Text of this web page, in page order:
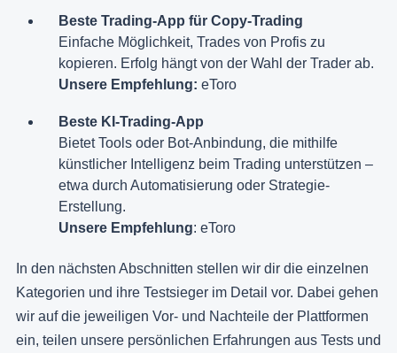
Beste Trading-App für Copy-Trading
Einfache Möglichkeit, Trades von Profis zu
kopieren. Erfolg hängt von der Wahl der Trader ab.
Unsere Empfehlung: eToro
Beste KI-Trading-App
Bietet Tools oder Bot-Anbindung, die mithilfe
künstlicher Intelligenz beim Trading unterstützen –
etwa durch Automatisierung oder Strategie-
Erstellung.
Unsere Empfehlung: eToro
In den nächsten Abschnitten stellen wir dir die einzelnen
Kategorien und ihre Testsieger im Detail vor. Dabei gehen
wir auf die jeweiligen Vor- und Nachteile der Plattformen
ein, teilen unsere persönlichen Erfahrungen aus Tests und